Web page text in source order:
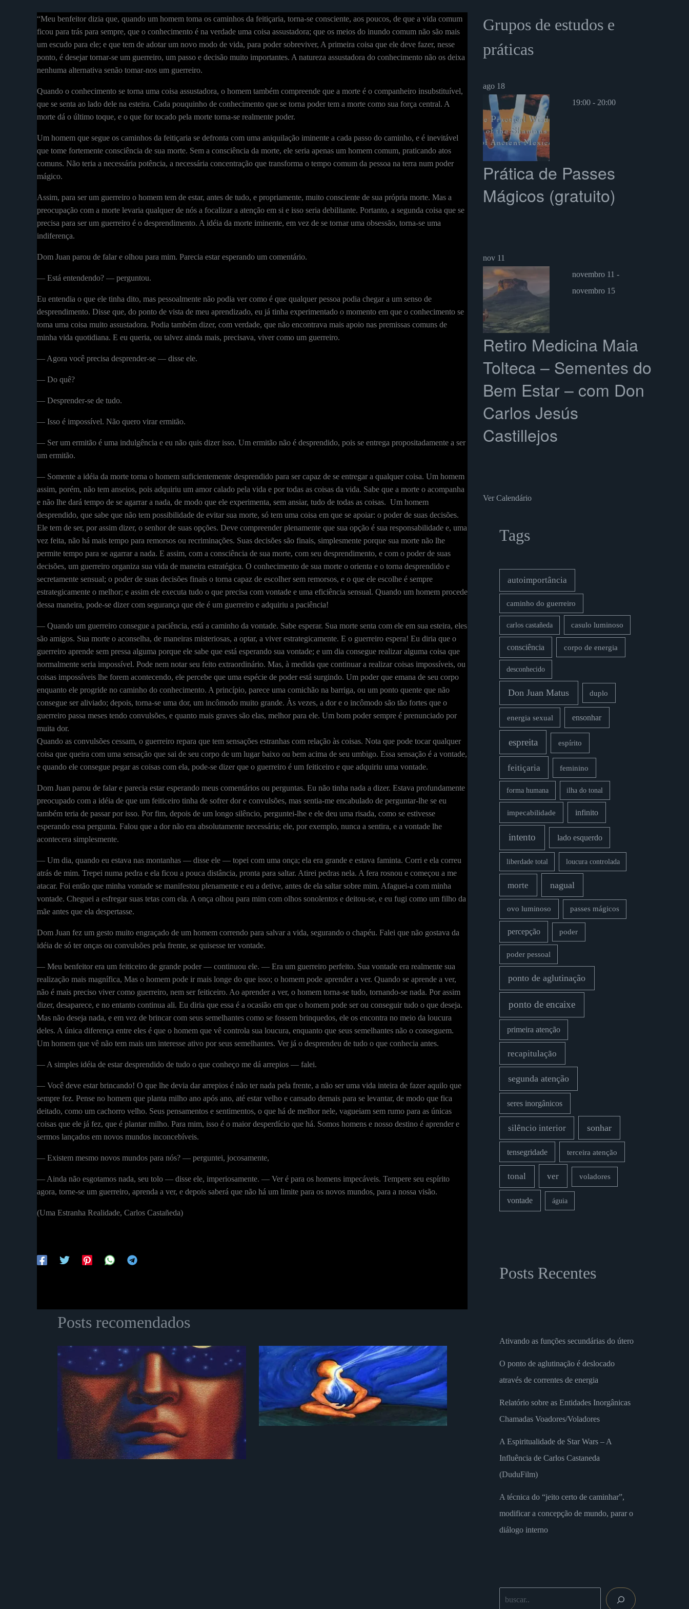
“Meu benfeitor dizia que, quando um homem toma os caminhos da feitiçaria, torna-se consciente, aos poucos, de que a vida comum
ficou para trás para sempre, que o conhecimento é na verdade uma coisa assustadora; que os meios do inundo comum não são mais
um escudo para ele; e que tem de adotar um novo modo de vida, para poder sobreviver, A primeira coisa que ele deve fazer, nesse
ponto, é desejar tornar-se um guerreiro, um passo e decisão muito importantes. A natureza assustadora do conhecimento não os deixa
nenhuma alternativa senão tomar-nos um guerreiro.
Quando o conhecimento se torna uma coisa assustadora, o homem também compreende que a morte é o companheiro insubstituível,
que se senta ao lado dele na esteira. Cada pouquinho de conhecimento que se torna poder tem a morte como sua força central. A
morte dá o último toque, e o que for tocado pela morte torna-se realmente poder.
Um homem que segue os caminhos da feitiçaria se defronta com uma aniquilação iminente a cada passo do caminho, e é inevitável
que tome fortemente consciência de sua morte. Sem a consciência da morte, ele seria apenas um homem comum, praticando atos
comuns. Não teria a necessária potência, a necessária concentração que transforma o tempo comum da pessoa na terra num poder
mágico.
Assim, para ser um guerreiro o homem tem de estar, antes de tudo, e propriamente, muito consciente de sua própria morte. Mas a
preocupação com a morte levaria qualquer de nós a focalizar a atenção em si e isso seria debilitante. Portanto, a segunda coisa que se
precisa para ser um guerreiro é o desprendimento. A idéia da morte iminente, em vez de se tornar uma obsessão, torna-se uma
indiferença.
Dom Juan parou de falar e olhou para mim. Parecia estar esperando um comentário.
— Está entendendo? — perguntou.
Eu entendia o que ele tinha dito, mas pessoalmente não podia ver como é que qualquer pessoa podia chegar a um senso de
desprendimento. Disse que, do ponto de vista de meu aprendizado, eu já tinha experimentado o momento em que o conhecimento se
toma uma coisa muito assustadora. Podia também dizer, com verdade, que não encontrava mais apoio nas premissas comuns de
minha vida quotidiana. E eu queria, ou talvez ainda mais, precisava, viver como um guerreiro.
— Agora você precisa desprender-se — disse ele.
— Do quê?
— Desprender-se de tudo.
— Isso é impossível. Não quero virar ermitão.
— Ser um ermitão é uma indulgência e eu não quis dizer isso. Um ermitão não é desprendido, pois se entrega propositadamente a ser
um ermitão.
— Somente a idéia da morte torna o homem suficientemente desprendido para ser capaz de se entregar a qualquer coisa. Um homem
assim, porém, não tem anseios, pois adquiriu um amor calado pela vida e por todas as coisas da vida. Sabe que a morte o acompanha
e não lhe dará tempo de se agarrar a nada, de modo que ele experimenta, sem ansiar, tudo de todas as coisas. Um homem
desprendido, que sabe que não tem possibilidade de evitar sua morte, só tem uma coisa em que se apoiar: o poder de suas decisões.
Ele tem de ser, por assim dizer, o senhor de suas opções. Deve compreender plenamente que sua opção é sua responsabilidade e, uma
vez feita, não há mais tempo para remorsos ou recriminações. Suas decisões são finais, simplesmente porque sua morte não lhe
permite tempo para se agarrar a nada. E assim, com a consciência de sua morte, com seu desprendimento, e com o poder de suas
decisões, um guerreiro organiza sua vida de maneira estratégica. O conhecimento de sua morte o orienta e o torna desprendido e
secretamente sensual; o poder de suas decisões finais o torna capaz de escolher sem remorsos, e o que ele escolhe é sempre
estrategicamente o melhor; e assim ele executa tudo o que precisa com vontade e uma eficiência sensual. Quando um homem procede
dessa maneira, pode-se dizer com segurança que ele é um guerreiro e adquiriu a paciência!
— Quando um guerreiro consegue a paciência, está a caminho da vontade. Sabe esperar. Sua morte senta com ele em sua esteira, eles
são amigos. Sua morte o aconselha, de maneiras misteriosas, a optar, a viver estrategicamente. E o guerreiro espera! Eu diria que o
guerreiro aprende sem pressa alguma porque ele sabe que está esperando sua vontade; e um dia consegue realizar alguma coisa que
normalmente seria impossível. Pode nem notar seu feito extraordinário. Mas, à medida que continuar a realizar coisas impossíveis, ou
coisas impossíveis lhe forem acontecendo, ele percebe que uma espécie de poder está surgindo. Um poder que emana de seu corpo
enquanto ele progride no caminho do conhecimento. A princípio, parece uma comichão na barriga, ou um ponto quente que não
consegue ser aliviado; depois, torna-se uma dor, um incômodo muito grande. Às vezes, a dor e o incômodo são tão fortes que o
guerreiro passa meses tendo convulsões, e quanto mais graves são elas, melhor para ele. Um bom poder sempre é prenunciado por
muita dor.
Quando as convulsões cessam, o guerreiro repara que tem sensações estranhas com relação às coisas. Nota que pode tocar qualquer
coisa que queira com uma sensação que sai de seu corpo de um lugar baixo ou bem acima de seu umbigo. Essa sensação é a vontade,
e quando ele consegue pegar as coisas com ela, pode-se dizer que o guerreiro é um feiticeiro e que adquiriu uma vontade.
Dom Juan parou de falar e parecia estar esperando meus comentários ou perguntas. Eu não tinha nada a dizer. Estava profundamente
preocupado com a idéia de que um feiticeiro tinha de sofrer dor e convulsões, mas sentia-me encabulado de perguntar-lhe se eu
também teria de passar por isso. Por fim, depois de um longo silêncio, perguntei-lhe e ele deu uma risada, como se estivesse
esperando essa pergunta. Falou que a dor não era absolutamente necessária; ele, por exemplo, nunca a sentira, e a vontade lhe
acontecera simplesmente.
— Um dia, quando eu estava nas montanhas — disse ele — topei com uma onça; ela era grande e estava faminta. Corri e ela correu
atrás de mim. Trepei numa pedra e ela ficou a pouca distância, pronta para saltar. Atirei pedras nela. A fera rosnou e começou a me
atacar. Foi então que minha vontade se manifestou plenamente e eu a detive, antes de ela saltar sobre mim. Afaguei-a com minha
vontade. Cheguei a esfregar suas tetas com ela. A onça olhou para mim com olhos sonolentos e deitou-se, e eu fugi como um filho da
mãe antes que ela despertasse.
Dom Juan fez um gesto muito engraçado de um homem correndo para salvar a vida, segurando o chapéu. Falei que não gostava da
idéia de só ter onças ou convulsões pela frente, se quisesse ter vontade.
— Meu benfeitor era um feiticeiro de grande poder — continuou ele. — Era um guerreiro perfeito. Sua vontade era realmente sua
realização mais magnífica, Mas o homem pode ir mais longe do que isso; o homem pode aprender a ver. Quando se aprende a ver,
não é mais preciso viver como guerreiro, nem ser feiticeiro. Ao aprender a ver, o homem torna-se tudo, tornando-se nada. Por assim
dizer, desaparece, e no entanto continua ali. Eu diria que essa é a ocasião em que o homem pode ser ou conseguir tudo o que deseja.
Mas não deseja nada, e em vez de brincar com seus semelhantes como se fossem brinquedos, ele os encontra no meio da loucura
deles. A única diferença entre eles é que o homem que vê controla sua loucura, enquanto que seus semelhantes não o conseguem.
Um homem que vê não tem mais um interesse ativo por seus semelhantes. Ver já o desprendeu de tudo o que conhecia antes.
— A simples idéia de estar desprendido de tudo o que conheço me dá arrepios — falei.
— Você deve estar brincando! O que lhe devia dar arrepios é não ter nada pela frente, a não ser uma vida inteira de fazer aquilo que
sempre fez. Pense no homem que planta milho ano após ano, até estar velho e cansado demais para se levantar, de modo que fica
deitado, como um cachorro velho. Seus pensamentos e sentimentos, o que há de melhor nele, vagueiam sem rumo para as únicas
coisas que ele já fez, que é plantar milho. Para mim, isso é o maior desperdício que há. Somos homens e nosso destino é aprender e
sermos lançados em novos mundos inconcebíveis.
— Existem mesmo novos mundos para nós? — perguntei, jocosamente,
— Ainda não esgotamos nada, seu tolo — disse ele, imperiosamente. — Ver é para os homens impecáveis. Tempere seu espírito
agora, torne-se um guerreiro, aprenda a ver, e depois saberá que não há um limite para os novos mundos, para a nossa visão.
(Uma Estranha Realidade, Carlos Castañeda)
anterior
seguinte
Posts recomendados
Grupos de estudos e
práticas
ago 18
19:00 - 20:00
Prática de Passes
Mágicos (gratuito)
nov 11
novembro 11 -
novembro 15
Retiro Medicina Maia
Tolteca – Sementes do
Bem Estar – com Don
Carlos Jesús
Castillejos
Ver Calendário
Tags
autoimportância
caminho do guerreiro
carlos castañeda casulo luminoso
consciência corpo de energia
desconhecido
Don Juan Matus duplo
energia sexual ensonhar
espreita espírito
feitiçaria feminino
forma humana ilha do tonal
impecabilidade infinito
intento lado esquerdo
liberdade total loucura controlada
morte nagual
ovo luminoso passes mágicos
percepção poder
poder pessoal
ponto de aglutinação
ponto de encaixe
primeira atenção
recapitulação
segunda atenção
seres inorgânicos
silêncio interior sonhar
tensegridade terceira atenção
tonal ver voladores
vontade águia
Posts Recentes
Ativando as funções secundárias do útero
O ponto de aglutinação é deslocado
através de correntes de energia
Relatório sobre as Entidades Inorgânicas
Chamadas Voadores/Voladores
A Espiritualidade de Star Wars – A
Influência de Carlos Castaneda
(DuduFilm)
A técnica do “jeito certo de caminhar”,
modificar a concepção de mundo, parar o
diálogo interno
Buscar